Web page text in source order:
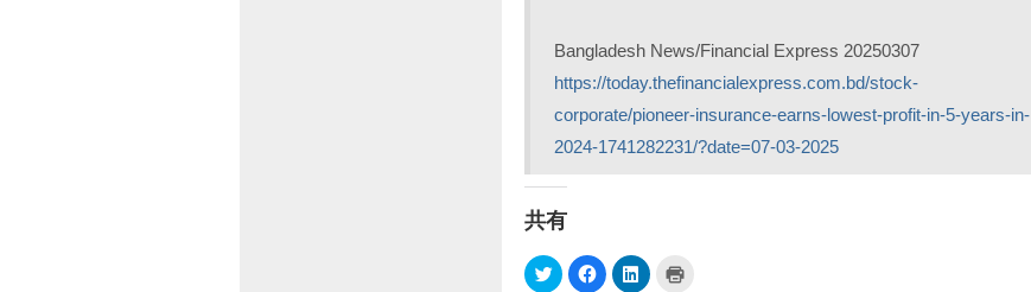
Bangladesh News/Financial Express 20250307
https://today.thefinancialexpress.com.bd/stock-
corporate/pioneer-insurance-earns-lowest-profit-in-5-years-in-
2024-1741282231/?date=07-03-2025
共有
ク
リ
F
a
ク
リ